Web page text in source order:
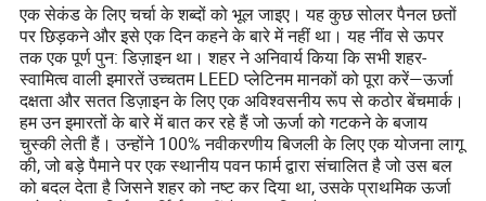
एक सेकंड के लिए चर्चा के शब्दों को भूल जाइए। यह कुछ सोलर पैनल छतों
पर छिड़कने और इसे एक दिन कहने के बारे में नहीं था। यह नींव से ऊपर
तक एक पूर्ण पुन: डिज़ाइन था। शहर ने अनिवार्य किया कि सभी शहर-
स्वामित्व वाली इमारतें उच्चतम LEED प्लेटिनम मानकों को पूरा करें—ऊर्जा
दक्षता और सतत डिज़ाइन के लिए एक अविश्वसनीय रूप से कठोर बेंचमार्क।
हम उन इमारतों के बारे में बात कर रहे हैं जो ऊर्जा को गटकने के बजाय
चुस्की लेती हैं। उन्होंने 100% नवीकरणीय बिजली के लिए एक योजना लागू
की, जो बड़े पैमाने पर एक स्थानीय पवन फार्म द्वारा संचालित है जो उस बल
को बदल देता है जिसने शहर को नष्ट कर दिया था, उसके प्राथमिक ऊर्जा